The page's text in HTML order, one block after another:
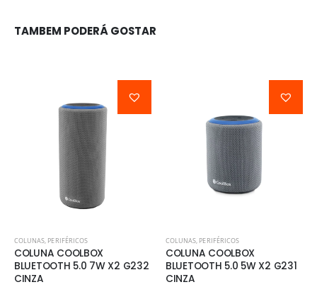
TAMBEM PODERÁ GOSTAR
COLUNAS, PERIFÉRICOS
COLUNA COOLBOX
BLUETOOTH 5.0 7W X2 G232
CINZA
COLUNAS, PERIFÉRICOS
COLUNA COOLBOX
BLUETOOTH 5.0 5W X2 G231
CINZA